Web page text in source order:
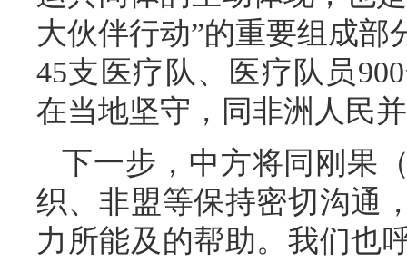
大伙伴行动”的重要组成部
45支医疗队、医疗队员
在当地坚守，同非洲人民
下一步，中方将同刚果
织、非盟等保持密切沟通
力所能及的帮助。我们也